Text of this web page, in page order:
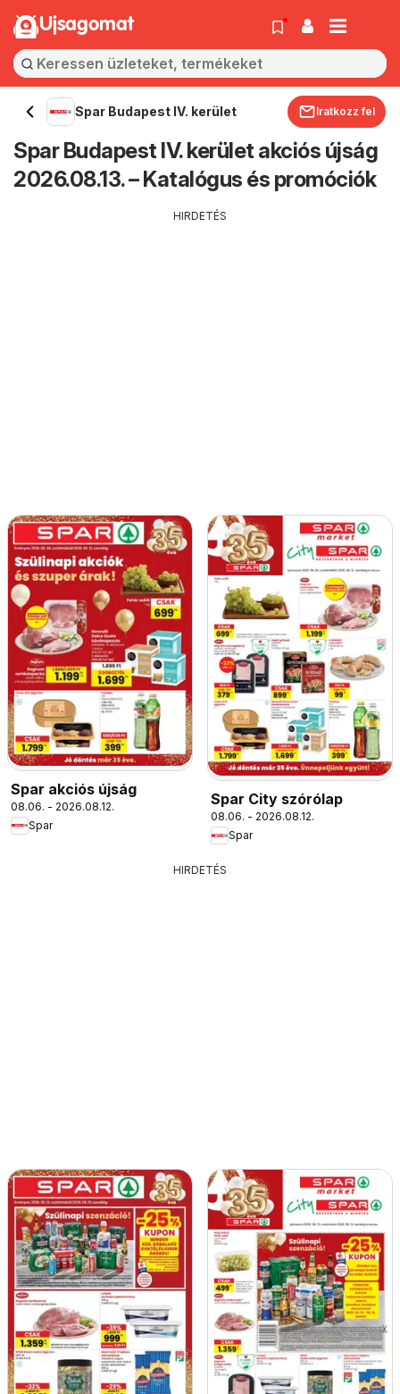
Ujsagomat
Spar Budapest IV. kerület Iratkozz fel
Spar Budapest IV. kerület akciós újság
2026.08.13. – Katalógus és promóciók
HIRDETÉS
Spar akciós újság
08.06. - 2026.08.12.
Spar
Spar City szórólap
08.06. - 2026.08.12.
Spar
HIRDETÉS